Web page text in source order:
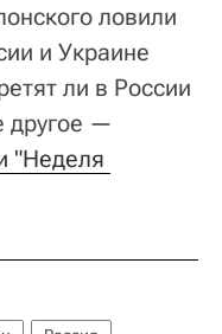
ловили
и Украине
ли в России
другое —
"Неделя